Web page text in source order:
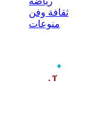
ثقافة وفن
منوعات
‫آخر